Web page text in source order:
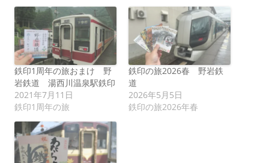
鉄印1周年の旅おまけ 野
岩鉄道 湯西川温泉駅鉄印
2021年7月11日
鉄印1周年の旅
鉄印の旅2026春 野岩鉄
道
2026年5月5日
鉄印の旅2026年春